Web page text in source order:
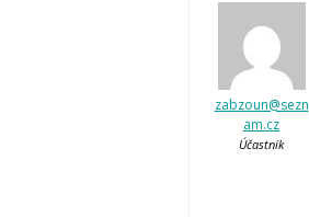
zabzoun@sezn
am.cz
Účastník